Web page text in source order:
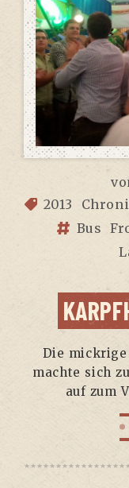
2013
Bus
Die
mach­te sich
auf zum